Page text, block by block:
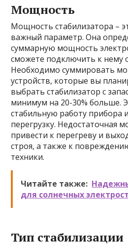
Мощность
Мощность стабилизатора –
важный параметр. Она
суммарную мощность
сможете подключить к нему
Необходимо суммировать
устройств, которые вы
выбрать стабилизатор с
минимум на 20-30% больше.
стабильную работу прибора
перегрузку. Недостаточная
привести к перегреву и
строя, а также к
техники.
Читайте также:
для солнечных
Тип стабилизации